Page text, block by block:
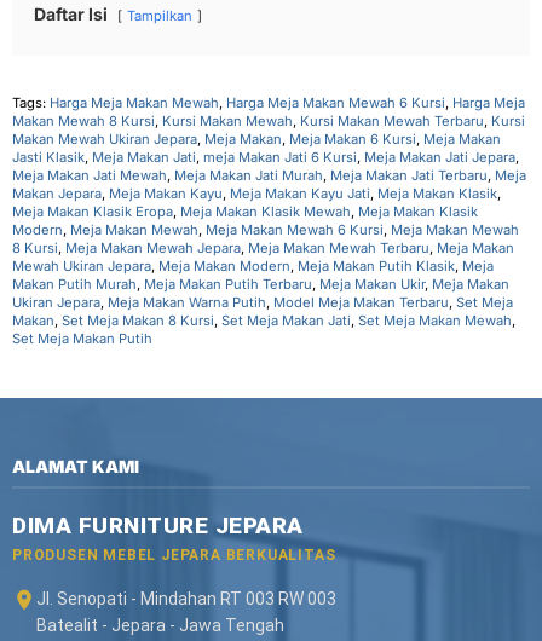
Daftar Isi Tampilkan
Tags: Harga Meja Makan Mewah, Harga Meja Makan Mewah 6 Kursi, Harga Meja
Makan Mewah 8 Kursi, Kursi Makan Mewah, Kursi Makan Mewah Terbaru, Kursi
Makan Mewah Ukiran Jepara, Meja Makan, Meja Makan 6 Kursi, Meja Makan
Jasti Klasik, Meja Makan Jati, meja Makan Jati 6 Kursi, Meja Makan Jati Jepara,
Meja Makan Jati Mewah, Meja Makan Jati Murah, Meja Makan Jati Terbaru, Meja
Makan Jepara, Meja Makan Kayu, Meja Makan Kayu Jati, Meja Makan Klasik,
Meja Makan Klasik Eropa, Meja Makan Klasik Mewah, Meja Makan Klasik
Modern, Meja Makan Mewah, Meja Makan Mewah 6 Kursi, Meja Makan Mewah
8 Kursi, Meja Makan Mewah Jepara, Meja Makan Mewah Terbaru, Meja Makan
Mewah Ukiran Jepara, Meja Makan Modern, Meja Makan Putih Klasik, Meja
Makan Putih Murah, Meja Makan Putih Terbaru, Meja Makan Ukir, Meja Makan
Ukiran Jepara, Meja Makan Warna Putih, Model Meja Makan Terbaru, Set Meja
Makan, Set Meja Makan 8 Kursi, Set Meja Makan Jati, Set Meja Makan Mewah,
Set Meja Makan Putih
ALAMAT KAMI
DIMA FURNITURE JEPARA
PRODUSEN MEBEL JEPARA BERKUALITAS
Jl. Senopati - Mindahan RT 003 RW 003
Batealit - Jepara - Jawa Tengah